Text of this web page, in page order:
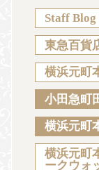
News
Sustainability
Staff Blog
東急百貨
横浜元町
小田急町
横浜元町
横浜元町
ークウォ